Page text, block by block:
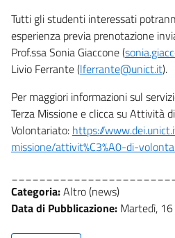
Tutti gli studenti interessati
esperienza previa prenotazione
Prof.ssa Sonia Giaccone (
Livio Ferrante (lferrante@unict.it).
Per maggiori informazioni sul
Terza Missione e clicca su Attività di
Volontariato: https://
missione/attivit%C3%A0-di-
Categoria:Altro (news)
Data di Pubblicazione: Martedì,